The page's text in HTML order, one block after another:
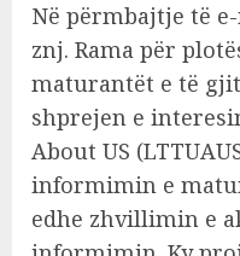
Në përmbajtje të
znj. Rama për
maturantët e të
shprejen e
About US
informimin e
edhe zhvillimin e